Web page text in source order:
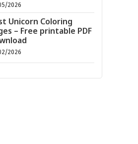
2026
Unicorn Coloring
– Free printable PDF
2026